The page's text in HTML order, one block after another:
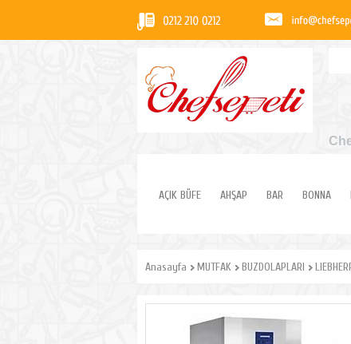
AÇIK BÜFE AHŞAP BAR BONNA
Anasayfa MUTFAK BUZDOLAPLARI